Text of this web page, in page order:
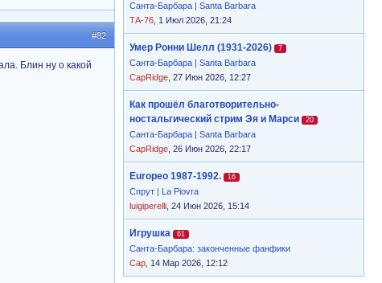
Санта-Барбара | Santa Barbara
ТА-76 , 1 Июл 2026, 21:24
Умер Ронни Шелл (1931-2026) 7
Санта-Барбара | Santa Barbara
CapRidge , 27 Июн 2026, 12:27
Как прошёл благотворительно-
ностальгический стрим Эя и Марси
20
Санта-Барбара | Santa Barbara
CapRidge , 26 Июн 2026, 22:17
Europeo 1987-1992. 16
Спрут | La Piovra
luigiperelli , 24 Июн 2026, 15:14
Игрушка 61
Санта-Барбара: законченные фанфики
Cap , 14 Мар 2026, 12:12
#82
Блин ну о какой